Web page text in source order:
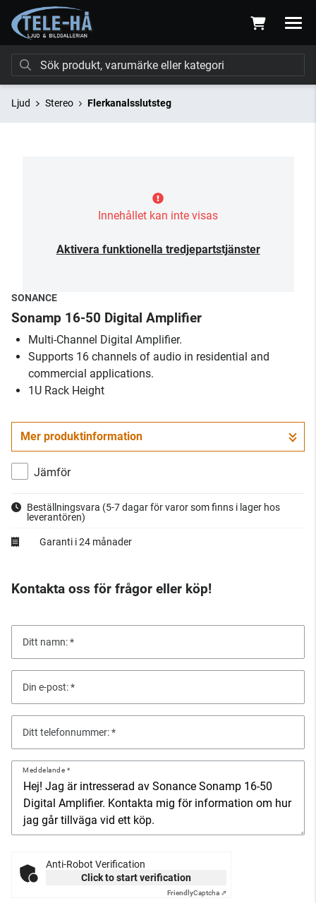
Ljud Stereo Flerkanalsslutsteg
Innehållet kan inte visas
Aktivera funktionella tredjepartstjänster
SONANCE
Sonamp 16-50 Digital Amplifier
Multi-Channel Digital Amplifier.
Supports 16 channels of audio in residential and
commercial applications.
1U Rack Height
Mer produktinformation
Jämför
Beställningsvara (5-7 dagar för varor som finns i lager hos
leverantören)
Garanti i 24 månader
Kontakta oss för frågor eller köp!
Ditt namn:
Din e-post:
Ditt telefonnummer:
Meddelande
Anti-Robot Verification
Click to start verification
FriendlyCaptcha ⇗